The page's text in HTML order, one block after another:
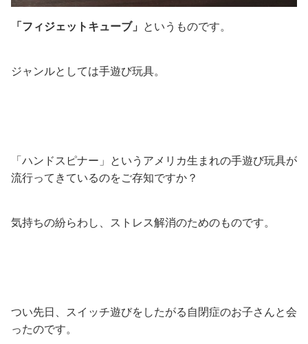
「フィジェットキューブ」 というものです。
ジャンルとしては手遊び玩具。
「ハンドスピナー」というアメリカ生まれの手遊び玩具が
流行ってきているのをご存知ですか？
気持ちの紛らわし、ストレス解消のためのものです。
つい先日、スイッチ遊びをしたがる自閉症のお子さんと会
ったのです。